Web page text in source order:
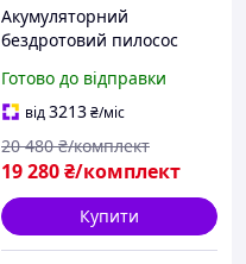
Акумуляторний
бездротовий пилосос
вертикальні пилососи для
сухого та вологого
прибирання 500 Вт 0.6 л
Готово до відправки
від3213₴/міс
19 280₴/комплект
20 480 ₴/комплект
Купити